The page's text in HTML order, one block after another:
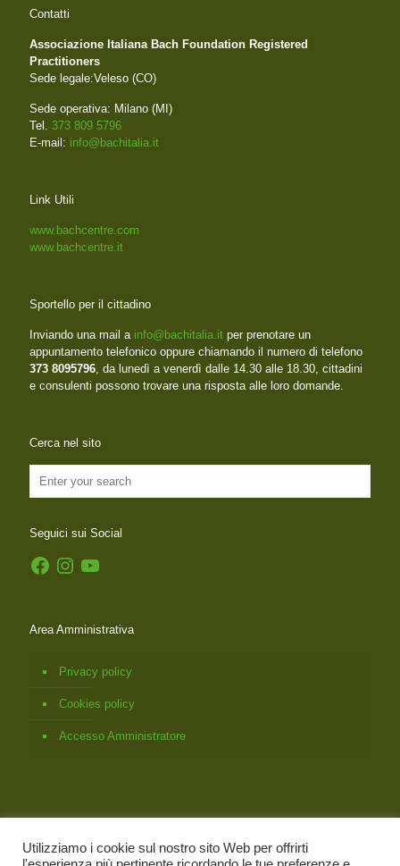
Contatti
Associazione Italiana Bach Foundation Registered
Practitioners
Sede legale:Veleso (CO)
Sede operativa: Milano (MI)
Tel. 373 809 5796
E-mail: info@bachitalia.it
Link Utili
www.bachcentre.com
www.bachcentre.it
Sportello per il cittadino
Inviando una mail a info@bachitalia.it per prenotare un
appuntamento telefonico oppure chiamando il numero di telefono
373 8095796, da lunedì a venerdì dalle 14.30 alle 18.30, cittadini
e consulenti possono trovare una risposta alle loro domande.
Cerca nel sito
Seguici sui Social
FacebookInstagramYouTube
Area Amministrativa
Privacy policy
Cookies policy
Accesso Amministratore
Utilizziamo i cookie sul nostro sito Web per offrirti